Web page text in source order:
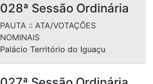
028ª Sessão Ordinária
PAUTA :: ATA/VOTAÇÕES
NOMINAIS
Palácio Território do Iguaçu